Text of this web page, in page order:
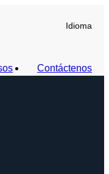
Idioma
Contáctenos